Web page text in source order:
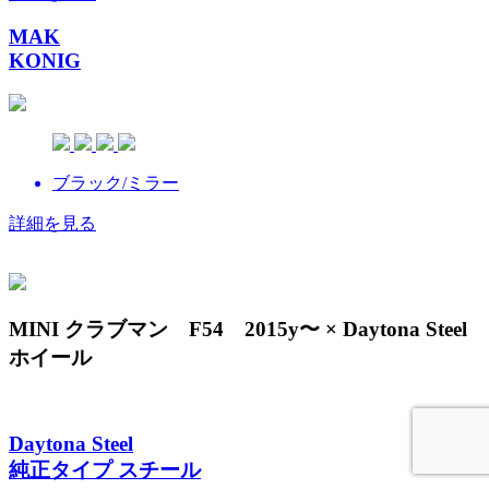
MAK
KONIG
ブラック/ミラー
詳細を見る
MINI クラブマン F54 2015y〜 × Daytona Steel
ホイール
Daytona Steel
純正タイプ スチール